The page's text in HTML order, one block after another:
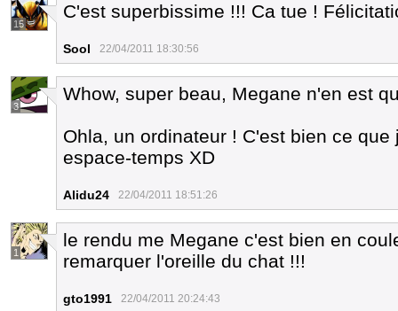
15
C'est superbissime !!! Ca tue !
Sool 22/04/2011 18:30:56
3
Whow, super beau, Megane n'en est
Ohla, un ordinateur ! C'est bien ce
espace-temps XD
Alidu24 22/04/2011 18:51:26
1
le rendu me Megane c'est bien en
remarquer l'oreille du chat !!!
gto1991 22/04/2011 20:24:43